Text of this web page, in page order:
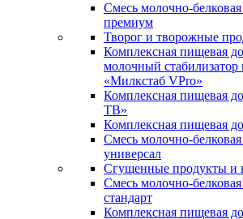
Смесь молочно-
премиум
Творог и творожные
Комплексная пищевая
молочный стабилизатор
«Милкстаб VPro»
Комплексная пищевая
ТВ»
Комплексная пищевая
Смесь молочно-
универсал
Сгущенные продукты и
Смесь молочно-
стандарт
Комплексная пищевая